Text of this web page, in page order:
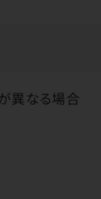
異なる場合